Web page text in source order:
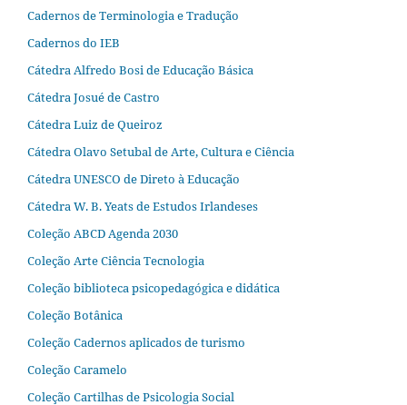
Cadernos de Terminologia e Tradução
Cadernos do IEB
Cátedra Alfredo Bosi de Educação Básica
Cátedra Josué de Castro
Cátedra Luiz de Queiroz
Cátedra Olavo Setubal de Arte, Cultura e Ciência
Cátedra UNESCO de Direto à Educação
Cátedra W. B. Yeats de Estudos Irlandeses
Coleção ABCD Agenda 2030
Coleção Arte Ciência Tecnologia
Coleção biblioteca psicopedagógica e didática
Coleção Botânica
Coleção Cadernos aplicados de turismo
Coleção Caramelo
Coleção Cartilhas de Psicologia Social